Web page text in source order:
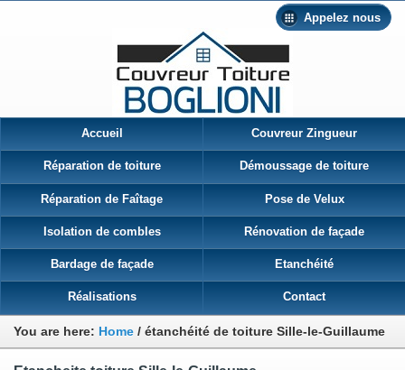
Appelez nous
Accueil Couvreur Zingueur
Réparation de toiture Démoussage de toiture
Réparation de Faîtage Pose de Velux
Isolation de combles Rénovation de façade
Bardage de façade Etanchéité
Réalisations Contact
You are here: Home / étanchéité de toiture Sille-le-Guillaume